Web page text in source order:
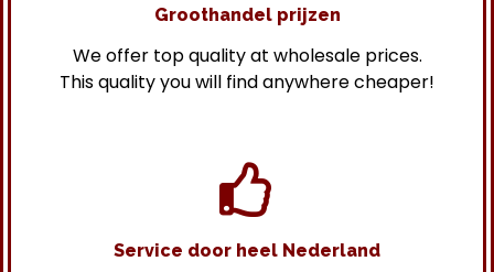
Groothandel prijzen
We offer top quality at wholesale prices.
This quality you will find anywhere cheaper!
Service door heel Nederland